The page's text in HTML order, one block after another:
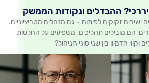
ונקודות הממשק
לפיתוח – גם מנהלים מטריציוניים.
תהליכים, משפיעים על החלטות
שני סוגי הניהול?